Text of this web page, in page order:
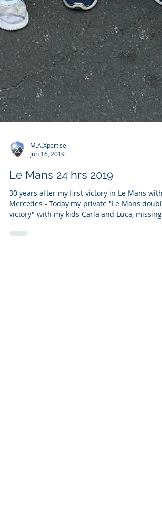
M.A.Xpertise
Jun 16, 2019
Le Mans 24 hrs 2019
30 years after my first victory in Le Mans with
Mercedes - Today my private "Le Mans double